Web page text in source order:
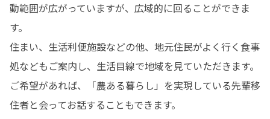
動範囲が広がっていますが、広域的に回ることができま
す。
住まい、生活利便施設などの他、地元住民がよく行く食事
処などもご案内し、生活目線で地域を見ていただきます。
ご希望があれば、「農ある暮らし」を実現している先輩移
住者と会ってお話することもできます。